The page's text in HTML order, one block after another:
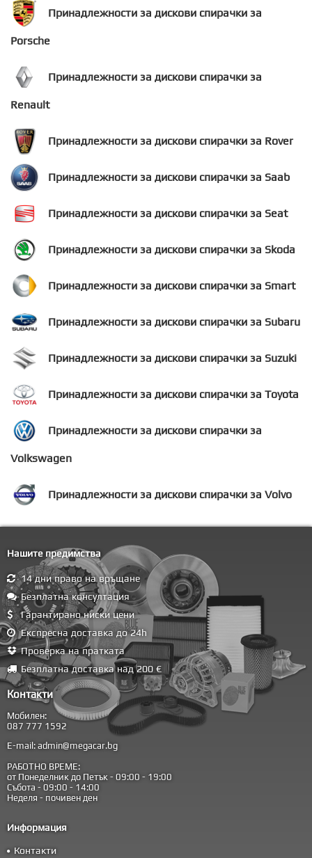
Принадлежности за дискови спирачки за
Porsche
Принадлежности за дискови спирачки за
Renault
Принадлежности за дискови спирачки за Rover
Принадлежности за дискови спирачки за Saab
Принадлежности за дискови спирачки за Seat
Принадлежности за дискови спирачки за Skoda
Принадлежности за дискови спирачки за Smart
Принадлежности за дискови спирачки за Subaru
Принадлежности за дискови спирачки за Suzuki
Принадлежности за дискови спирачки за Toyota
Принадлежности за дискови спирачки за
Volkswagen
Принадлежности за дискови спирачки за Volvo
Нашите предимства
14 дни право на връщане
Безплатна консултация
Гарантирано ниски цени
Експресна доставка до 24h
Проверка на пратката
Безплатна доставка над 200 €
Контакти
Мобилен:
087 777 1592
E-mail: admin@megacar.bg
РАБОТНО ВРЕМЕ:
от Понеделник до Петък - 09:00 - 19:00
Събота - 09:00 - 14:00
Неделя - почивен ден
Информация
Контакти